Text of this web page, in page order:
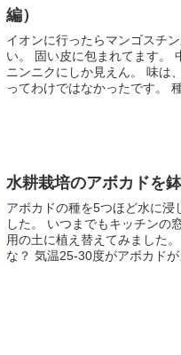
編）
イオンに行ったらマンゴスチ
い。 固い皮に包まれてます。
ニンニクにしか見えん。 味は
ってわけではなかったです。
水耕栽培のアボカドを
アボカドの種を5つほど水に浸
した。 いつまでもキッチンの
用の土に植え替えてみました
な？ 気温25-30度がアボカドが